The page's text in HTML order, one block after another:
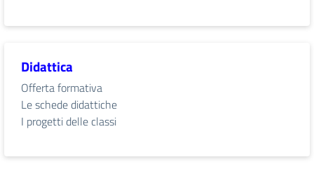
Didattica
Offerta formativa
Le schede didattiche
I progetti delle classi